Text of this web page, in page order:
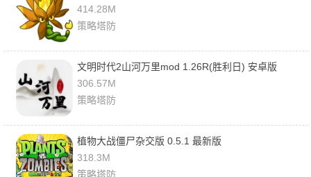
414.28M
策略塔防
文明时代2山河万里mod 1.26R(胜利日) 安卓版
306.57M
策略塔防
植物大战僵尸杂交版 0.5.1 最新版
318.3M
策略塔防